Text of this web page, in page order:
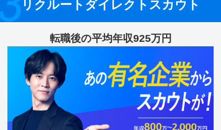
リクルートダイレクトスカウト
転職後の平均年収925万円